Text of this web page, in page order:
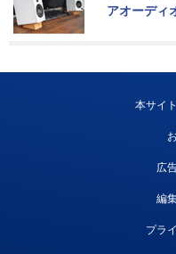
アオーディ
本サイ
広
編
プラ